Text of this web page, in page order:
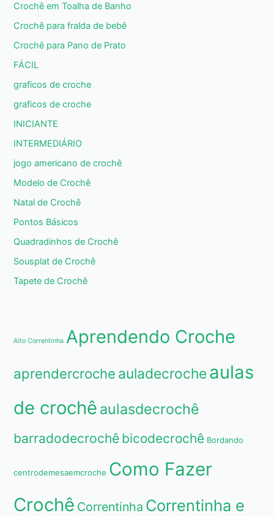
Crochê em Toalha de Banho
Crochê para fralda de bebê
Crochê para Pano de Prato
FÁCIL
graficos de croche
graficos de croche
INICIANTE
INTERMEDIÁRIO
jogo americano de crochê
Modelo de Crochê
Natal de Crochê
Pontos Básicos
Quadradinhos de Crochê
Sousplat de Crochê
Tapete de Crochê
Alto Correntinha Aprendendo Croche
aprendercroche auladecroche aulas
de crochê aulasdecrochê
barradodecrochê bicodecrochê Bordando
centrodemesaemcroche Como Fazer
Crochê Correntinha Correntinha e